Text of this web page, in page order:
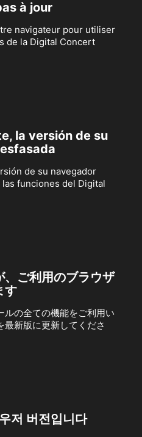
à jour
navigateur pour utiliser
de la Digital Concert
la versión de su
de su navegador
funciones del Digital
、ご利用のブラウザ
す
ルの全ての機能をご利用い
最新版に更新してくださ
저 버전입니다